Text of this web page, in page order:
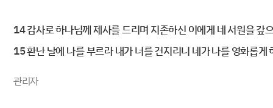
14 감사로 하나님께 제사를 드리며 지존하신 이에게 네 서원을 갚
15 환난 날에 나를 부르라 내가 너를 건지리니 네가 나를 영화롭게
관리자